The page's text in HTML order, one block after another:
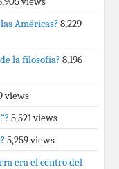
Américas? 8,229
la filosofía? 8,196
views
5,521 views
5,259 views
era el centro del